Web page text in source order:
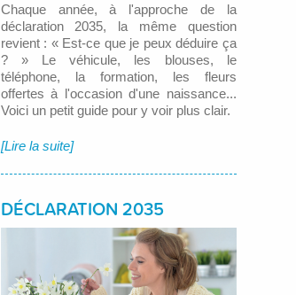
Chaque année, à l'approche de la
déclaration 2035, la même question
revient : « Est-ce que je peux déduire ça
? » Le véhicule, les blouses, le
téléphone, la formation, les fleurs
offertes à l'occasion d'une naissance...
Voici un petit guide pour y voir plus clair.
[Lire la suite]
DÉCLARATION 2035